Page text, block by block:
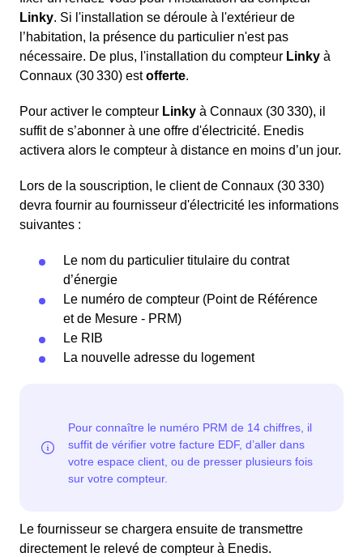
Linky. Si l'installation se déroule à l'extérieur de
l’habitation, la présence du particulier n'est pas
nécessaire. De plus, l'installation du compteur Linky à
Connaux (30 330) estofferte.
Pour activer le compteur Linky à Connaux (30 330), il
suffit de s’abonner à une offre d'électricité. Enedis
activera alors le compteur à distance en moins d’un jour.
Lors de la souscription, le client de Connaux (30 330)
devra fournir au fournisseur d'électricité les informations
suivantes :
Le nom du particulier titulaire du contrat
d’énergie
Le numéro de compteur (Point de Référence
et de Mesure - PRM)
Le RIB
La nouvelle adresse du logement
Le fournisseur se chargera ensuite de transmettre
directement le relevé de compteur à Enedis.